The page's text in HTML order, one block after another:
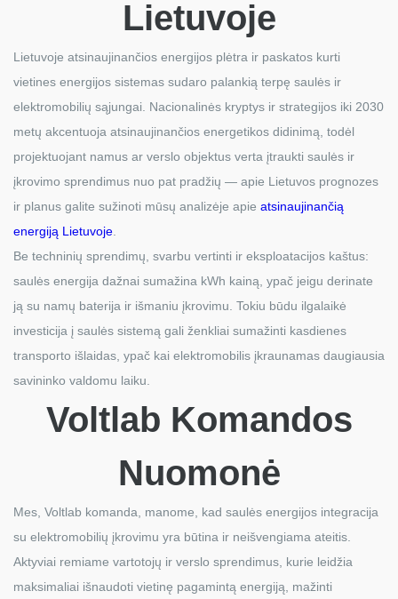
Lietuvoje
Lietuvoje atsinaujinančios energijos plėtra ir paskatos kurti
vietines energijos sistemas sudaro palankią terpę saulės ir
elektromobilių sąjungai. Nacionalinės kryptys ir strategijos iki 2030
metų akcentuoja atsinaujinančios energetikos didinimą, todėl
projektuojant namus ar verslo objektus verta įtraukti saulės ir
įkrovimo sprendimus nuo pat pradžių — apie Lietuvos prognozes
ir planus galite sužinoti mūsų analizėje apie atsinaujinančią
energiją Lietuvoje
Be techninių sprendimų, svarbu vertinti ir eksploatacijos kaštus:
saulės energija dažnai sumažina kWh kainą, ypač jeigu derinate
ją su namų baterija ir išmaniu įkrovimu. Tokiu būdu ilgalaikė
investicija į saulės sistemą gali ženkliai sumažinti kasdienes
transporto išlaidas, ypač kai elektromobilis įkraunamas daugiausia
savininko valdomu laiku.
Voltlab Komandos
Nuomonė
Mes, Voltlab komanda, manome, kad saulės energijos integracija
su elektromobilių įkrovimu yra būtina ir neišvengiama ateitis.
Aktyviai remiame vartotojų ir verslo sprendimus, kurie leidžia
maksimaliai išnaudoti vietinę pagamintą energiją, mažinti